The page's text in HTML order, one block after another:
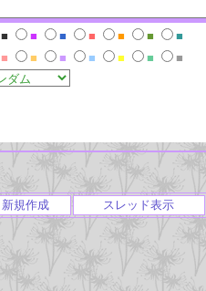
■ ■ ■ ■ ■ ■
■
■ ■ ■ ■ ■ ■
■
新規作成 スレッド表示